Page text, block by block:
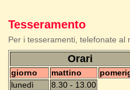
Tesseramento
Per i tesseramenti, telefonate al
Orari
giorno mattino
lunedì
8.30 - 13.00